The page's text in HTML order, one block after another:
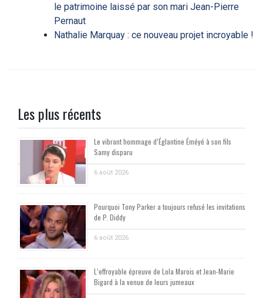
le patrimoine laissé par son mari Jean-Pierre
Pernaut
Nathalie Marquay : ce nouveau projet incroyable !
Les plus récents
Le vibrant hommage d’Églantine Éméyé à son fils
Samy disparu
6 août 2026
Pourquoi Tony Parker a toujours refusé les invitations
de P. Diddy
6 août 2026
L’effroyable épreuve de Lola Marois et Jean-Marie
Bigard à la venue de leurs jumeaux